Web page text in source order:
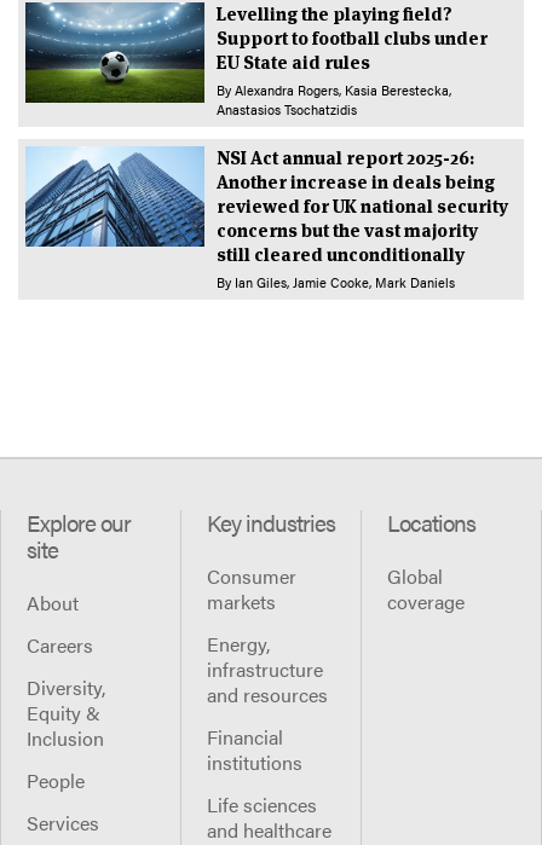
Levelling the playing field?
Support to football clubs under
EU State aid rules
By Alexandra Rogers Kasia Berestecka
Anastasios Tsochatzidis
NSI Act annual report 2025-26:
Another increase in deals being
reviewed for UK national security
concerns but the vast majority
still cleared unconditionally
By Ian Giles Jamie Cooke Mark Daniels
Explore our
site
About
Careers
Diversity,
Equity &
Inclusion
People
Services
Key industries
Consumer
markets
Energy,
infrastructure
and resources
Financial
institutions
Life sciences
and healthcare
Locations
Global
coverage